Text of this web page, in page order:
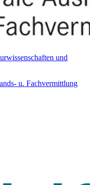
und
u. Fachvermittlung